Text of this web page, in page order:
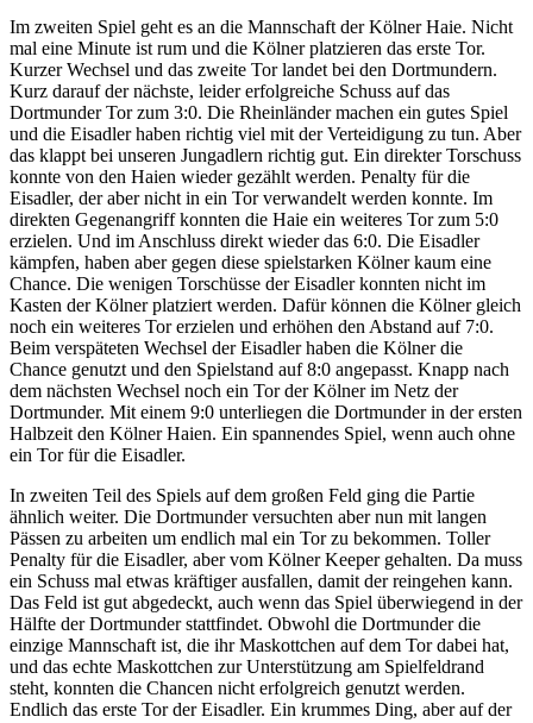
Im zweiten Spiel geht es an die Mannschaft der Kölner Haie. Nicht
mal eine Minute ist rum und die Kölner platzieren das erste Tor.
Kurzer Wechsel und das zweite Tor landet bei den Dortmundern.
Kurz darauf der nächste, leider erfolgreiche Schuss auf das
Dortmunder Tor zum 3:0. Die Rheinländer machen ein gutes Spiel
und die Eisadler haben richtig viel mit der Verteidigung zu tun. Aber
das klappt bei unseren Jungadlern richtig gut. Ein direkter Torschuss
konnte von den Haien wieder gezählt werden. Penalty für die
Eisadler, der aber nicht in ein Tor verwandelt werden konnte. Im
direkten Gegenangriff konnten die Haie ein weiteres Tor zum 5:0
erzielen. Und im Anschluss direkt wieder das 6:0. Die Eisadler
kämpfen, haben aber gegen diese spielstarken Kölner kaum eine
Chance. Die wenigen Torschüsse der Eisadler konnten nicht im
Kasten der Kölner platziert werden. Dafür können die Kölner gleich
noch ein weiteres Tor erzielen und erhöhen den Abstand auf 7:0.
Beim verspäteten Wechsel der Eisadler haben die Kölner die
Chance genutzt und den Spielstand auf 8:0 angepasst. Knapp nach
dem nächsten Wechsel noch ein Tor der Kölner im Netz der
Dortmunder. Mit einem 9:0 unterliegen die Dortmunder in der ersten
Halbzeit den Kölner Haien. Ein spannendes Spiel, wenn auch ohne
ein Tor für die Eisadler.
In zweiten Teil des Spiels auf dem großen Feld ging die Partie
ähnlich weiter. Die Dortmunder versuchten aber nun mit langen
Pässen zu arbeiten um endlich mal ein Tor zu bekommen. Toller
Penalty für die Eisadler, aber vom Kölner Keeper gehalten. Da muss
ein Schuss mal etwas kräftiger ausfallen, damit der reingehen kann.
Das Feld ist gut abgedeckt, auch wenn das Spiel überwiegend in der
Hälfte der Dortmunder stattfindet. Obwohl die Dortmunder die
einzige Mannschaft ist, die ihr Maskottchen auf dem Tor dabei hat,
und das echte Maskottchen zur Unterstützung am Spielfeldrand
steht, konnten die Chancen nicht erfolgreich genutzt werden.
Endlich das erste Tor der Eisadler. Ein krummes Ding, aber auf der